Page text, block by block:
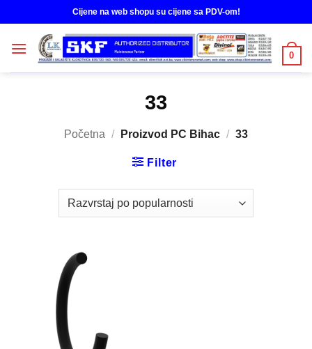
to
content
Cijene na web shopu su cijene sa PDV-om!
0
33
Početna / Proizvod PC Bihac / 33
Filter